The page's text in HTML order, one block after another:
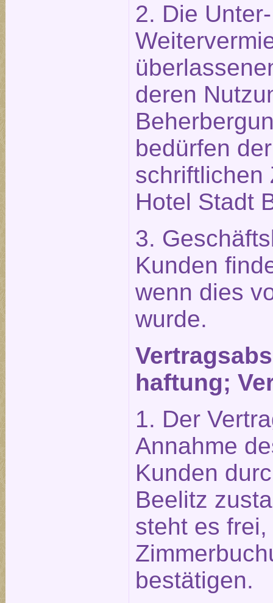
2. Die
deren
bedürfen
schriftlichen
Hotel Stadt
3.
Kunden
wenn dies
wurde.
haftung;
1. Der
Annahme
Kunden
Beelitz
steht es frei,
bestätigen.